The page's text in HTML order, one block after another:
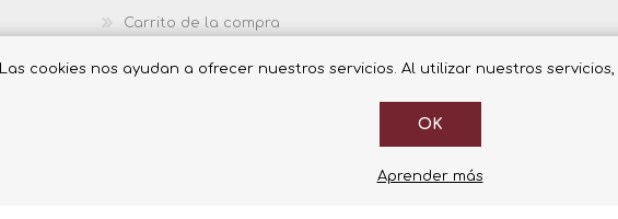
Carrito de la compra
Las cookies nos ayudan a ofrecer nuestros servicios. Al utilizar nuestros
OK
Aprender más